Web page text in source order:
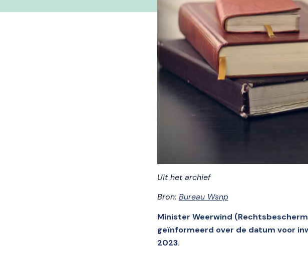
Uit het archief
Bron: Bureau Wsnp
Minister Weerwind
geïnformeerd over de datum voor
2023.